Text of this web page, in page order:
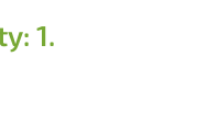
1.